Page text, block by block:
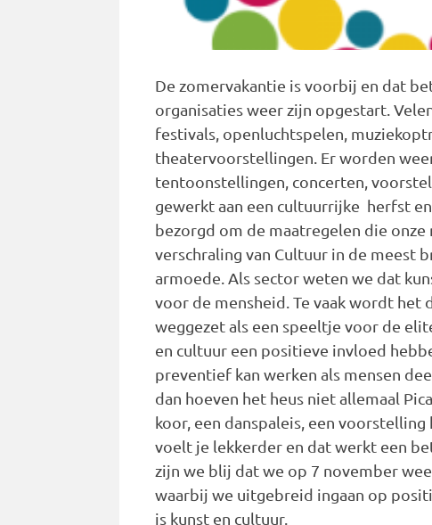
De zomervakantie is voorbij en dat
organisaties weer zijn opgestart.
festivals, openluchtspelen,
theatervoorstellingen. Er worden
tentoonstellingen, concerten,
gewerkt aan een cultuurrijke herfst
bezorgd om de maatregelen die
verschraling van Cultuur in de meest
armoede. Als sector weten we dat
voor de mensheid. Te vaak wordt
weggezet als een speeltje voor de
en cultuur een positieve invloed
preventief kan werken als mensen
dan hoeven het heus niet allemaal
koor, een danspaleis, een
voelt je lekkerder en dat werkt een
zijn we blij dat we op 7 november
waarbij we uitgebreid ingaan op
is kunst en cultuur.